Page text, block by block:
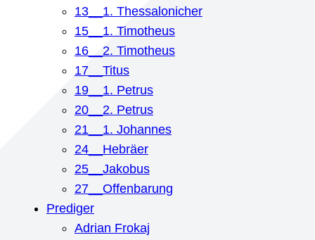
13__1. Thessalonicher
15__1. Timotheus
16__2. Timotheus
17__Titus
19__1. Petrus
20__2. Petrus
21__1. Johannes
24__Hebräer
25__Jakobus
27__Offenbarung
Prediger
Adrian Frokaj